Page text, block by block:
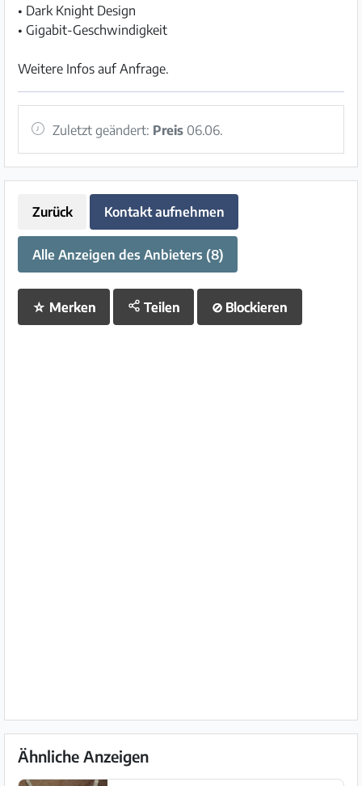
• Dark Knight Design
• Gigabit-Geschwindigkeit
Weitere Infos auf Anfrage.
Zuletzt geändert: Preis 06.06.
Zurück Kontakt aufnehmen
Alle Anzeigen des Anbieters (8)
☆ Merken Teilen ⊘ Blockieren
Ähnliche Anzeigen